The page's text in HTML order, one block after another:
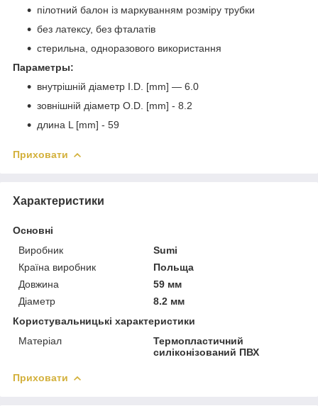
пілотний балон із маркуванням розміру трубки
без латексу, без фталатів
стерильна, одноразового використання
Параметры:
внутрішній діаметр I.D. [mm] — 6.0
зовнішній діаметр O.D. [mm] - 8.2
длина L [mm] - 59
Приховати
Характеристики
Основні
Виробник
Sumi
Країна виробник
Польща
Довжина
59 мм
Діаметр
8.2 мм
Користувальницькі характеристики
Матеріал
Термопластичний
силіконізований ПВХ
Приховати